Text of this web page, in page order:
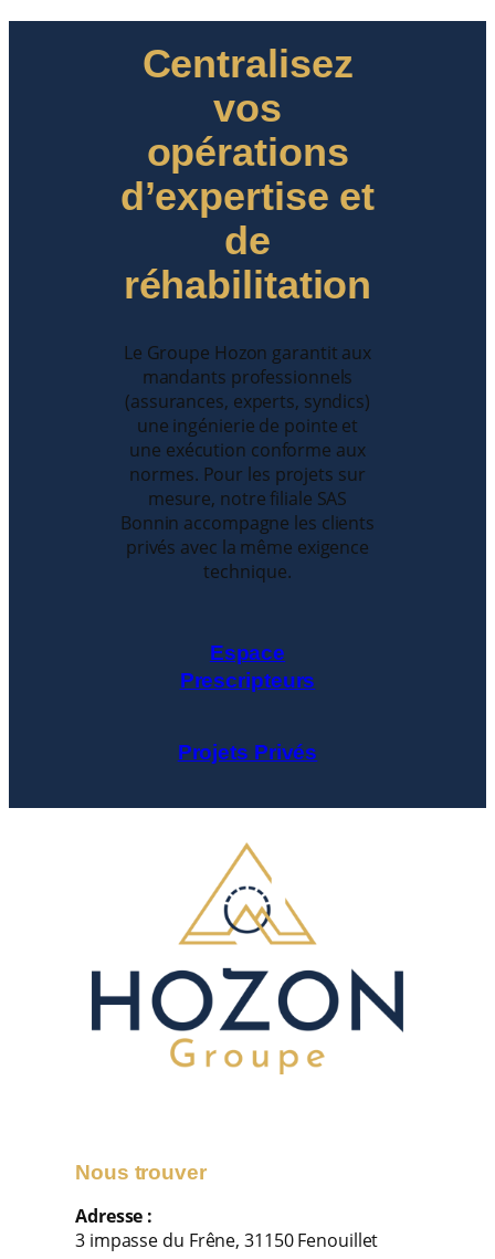
Centralisez
vos
opérations
d’expertise et
de
réhabilitation
Le Groupe Hozon garantit aux
mandants professionnels
(assurances, experts, syndics)
une ingénierie de pointe et
une exécution conforme aux
normes. Pour les projets sur
mesure, notre filiale SAS
Bonnin accompagne les clients
privés avec la même exigence
technique.
Espace
Prescripteurs
Projets Privés
Nous trouver
Adresse :
3 impasse du Frêne, 31150 Fenouillet